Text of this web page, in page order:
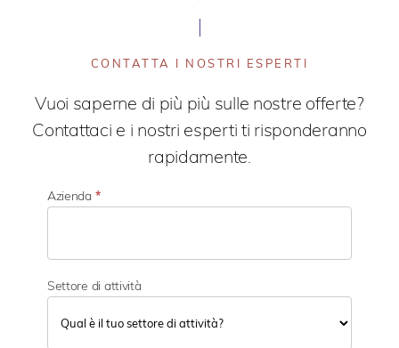
CONTATTA I NOSTRI ESPERTI
Vuoi saperne di più più sulle nostre offerte?
Contattaci e i nostri esperti ti risponderanno
rapidamente.
Azienda *
Settore di attività